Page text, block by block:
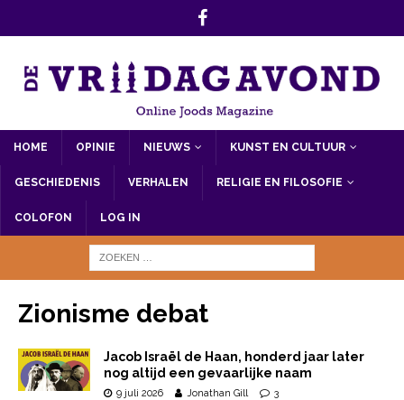
HOME OPINIE NIEUWS KUNST EN CULTUUR
GESCHIEDENIS VERHALEN RELIGIE EN FILOSOFIE
COLOFON LOG IN
Zionisme debat
Jacob Israël de Haan, honderd jaar later
nog altijd een gevaarlijke naam
9 juli 2026 Jonathan Gill 3